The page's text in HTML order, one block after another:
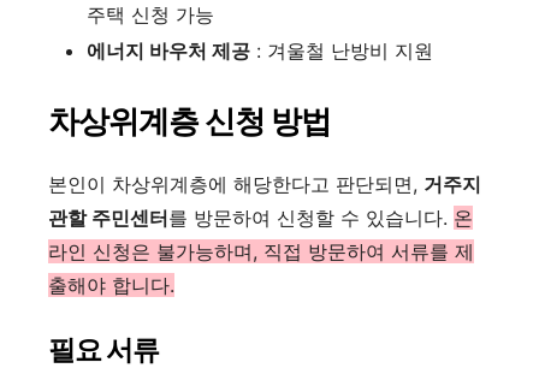
주택 신청 가능
에너지 바우처 제공 : 겨울철 난방비 지원
차상위계층 신청 방법
본인이 차상위계층에 해당한다고 판단되면, 거주지
관할 주민센터를 방문하여 신청할 수 있습니다. 온
라인 신청은 불가능하며, 직접 방문하여 서류를 제
출해야 합니다.
필요 서류